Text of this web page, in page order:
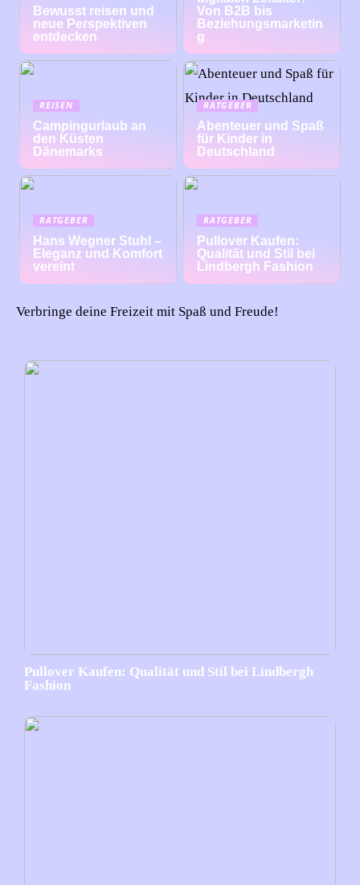
Bewusst reisen und
neue Perspektiven
entdecken
Von B2B bis
Beziehungsmarketin
g
REISEN
Campingurlaub an
den Küsten
Dänemarks
RATGEBER
Abenteuer und Spaß
für Kinder in
Deutschland
RATGEBER
Hans Wegner Stuhl –
Eleganz und Komfort
vereint
RATGEBER
Pullover Kaufen:
Qualität und Stil bei
Lindbergh Fashion
Verbringe deine Freizeit mit Spaß und Freude!
Pullover Kaufen: Qualität und Stil bei Lindbergh
Fashion